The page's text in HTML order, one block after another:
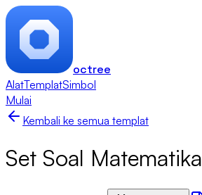
octree
AlatTemplatSimbol
Mulai
Kembali ke semua templat
Set Soal Matematika